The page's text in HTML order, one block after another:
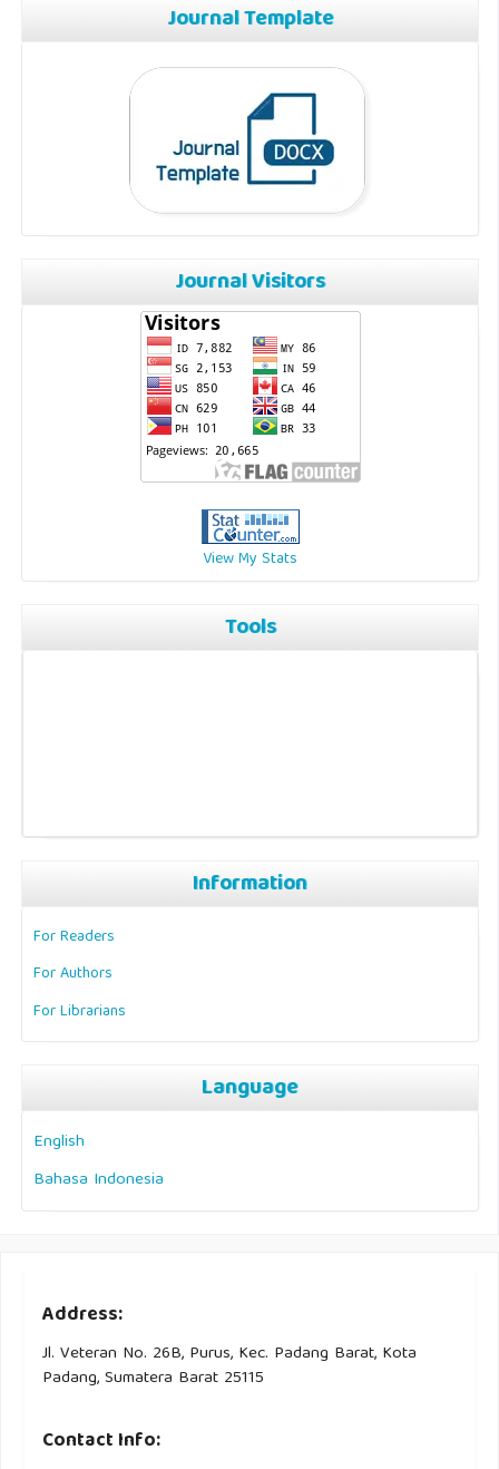
Journal Template
Journal Visitors
View My Stats
Tools
Information
For Readers
For Authors
For Librarians
Language
English
Bahasa Indonesia
Address:
Jl. Veteran No. 26B, Purus, Kec. Padang Barat, Kota
Padang, Sumatera Barat 25115
Contact Info: